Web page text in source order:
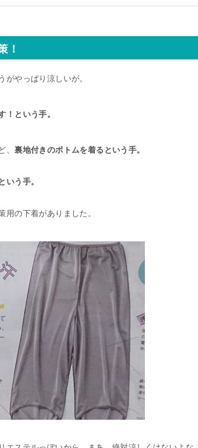
！
がやっぱり涼しいが。
！という手。
、裏地付きのボトムを着るという手。
いう手。
用の下着がありました。